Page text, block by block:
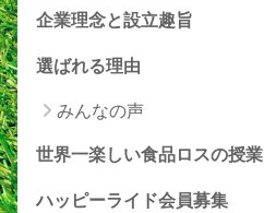
企業理念と設立趣旨
選ばれる理由
みんなの声
世界一楽しい食品ロスの授業
ハッピーライド会員募集